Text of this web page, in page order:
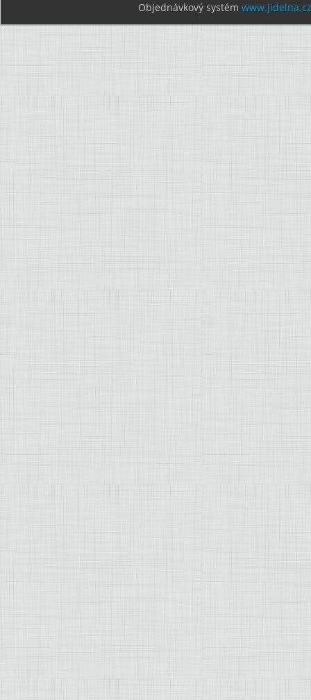
Objednávkový systém www.jidelna.cz